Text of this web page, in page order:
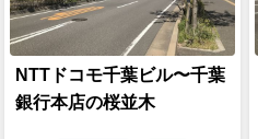
NTTドコモ千葉ビル〜千葉
銀行本店の桜並木